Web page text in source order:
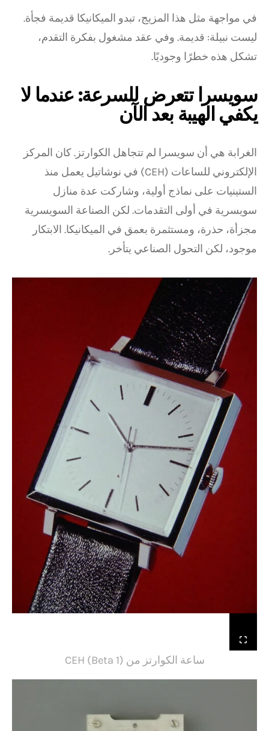
في مواجهة مثل هذا المزيج، تبدو الميكانيكا قديمة فجأة.
ليست نبيلة: قديمة. وفي عقد مشغول بفكرة التقدم،
تشكل هذه خطرًا وجوديًا.
سويسرا تتعرض للسرعة: عندما لا
يكفي الهيبة بعد الآن
الغرابة هي أن سويسرا لم تتجاهل الكوارتز. كان المركز
الإلكتروني للساعات (CEH) في نوشاتيل يعمل منذ
الستينيات على نماذج أولية، وشاركت عدة منازل
سويسرية في أولى التقدمات. لكن الصناعة السويسرية
مجزأة، حذرة، ومستثمرة بعمق في الميكانيكا. الابتكار
موجود، لكن التحول الصناعي يتأخر.
ساعة الكوارتز من CEH (Beta 1)